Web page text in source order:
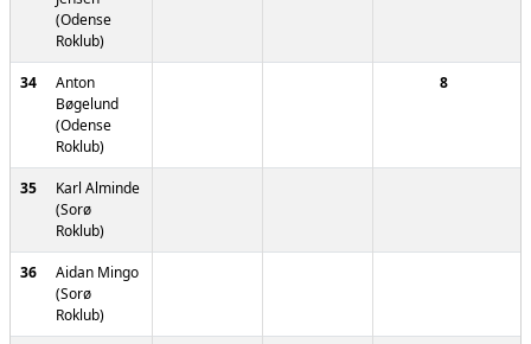
(Odense
Roklub)
34
Anton
Bøgelund
(Odense
Roklub)
8
35
Karl Alminde
(Sorø
Roklub)
36
Aidan Mingo
(Sorø
Roklub)